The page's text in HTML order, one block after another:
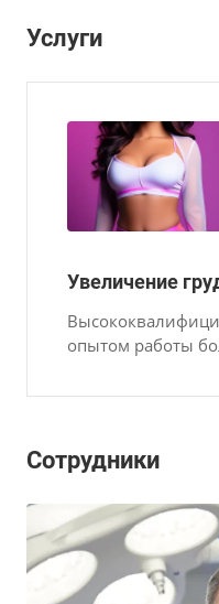
Услуги
Увеличение
опытом работы
Сотрудники